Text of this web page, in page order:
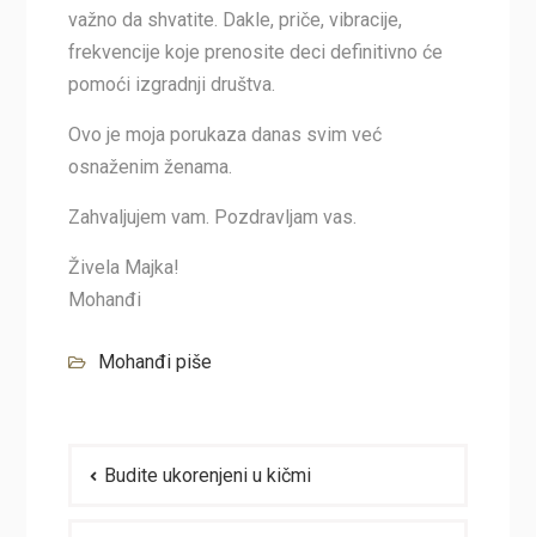
važno da shvatite. Dakle, priče, vibracije,
frekvencije koje prenosite deci definitivno će
pomoći izgradnji društva.
Ovo je moja porukaza danas svim već
osnaženim ženama.
Zahvaljujem vam. Pozdravljam vas.
Živela Majka!
Mohanđi
Mohanđi piše
članaka
Budite ukorenjeni u kičmi